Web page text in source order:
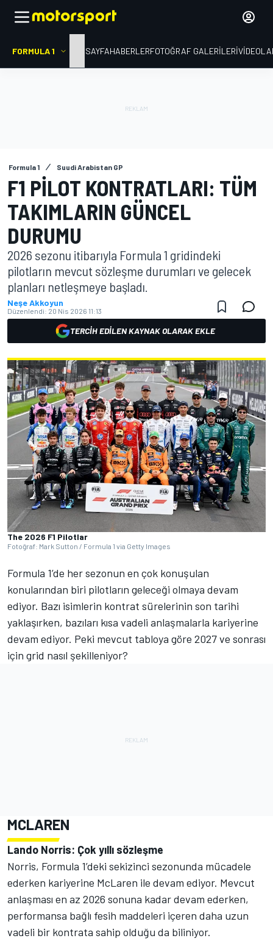
FORMULA 1 ANA SAYFAHABERLERFOTOĞRAF GALERILERI
Formula 1 Suudi Arabistan GP
F1 PILOT KONTRATLARI: TÜM
TAKIMLARIN GÜNCEL
DURUMU
2026 sezonu itibarıyla Formula 1 gridindeki
pilotların mevcut sözleşme durumları ve gelecek
planları netleşmeye başladı.
Neşe Akkoyun
Düzenlendi: 20 Nis 2026 11:13
TERCIH EDILEN KAYNAK OLARAK EKLE
The 2026 F1 Pilotlar
Fotoğraf: Mark Sutton / Formula 1 via Getty Images
Formula 1’de her sezonun en çok konuşulan
konularından biri pilotların geleceği olmaya devam
ediyor. Bazı isimlerin kontrat sürelerinin son tarihi
yaklaşırken, bazıları kısa vadeli anlaşmalarla kariyerine
devam ediyor. Peki mevcut tabloya göre 2027 ve sonrası
için grid nasıl şekilleniyor?
MCLAREN
Lando Norris: Çok yıllı sözleşme
Norris, Formula 1’deki sekizinci sezonunda mücadele
ederken kariyerine McLaren ile devam ediyor. Mevcut
anlaşması en az 2026 sonuna kadar devam ederken,
performansa bağlı fesih maddeleri içeren daha uzun
vadeli bir kontrata sahip olduğu da biliniyor.